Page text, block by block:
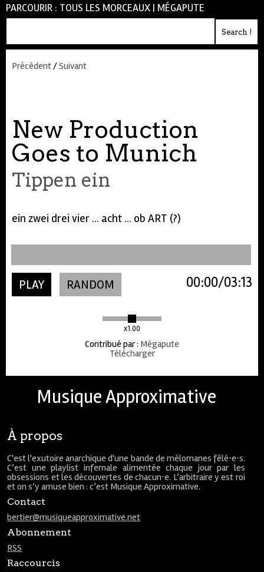
PARCOURIR : TOUS LES MORCEAUX | MÉGAPUTE
Précédent/Suivant
New Production
Goes to Munich
Tippen ein
ein zwei drei vier ... acht ... ob ART (?)
PLAY RANDOM
x1.00
03:13
00:00
Contribué par: Mégapute
Télécharger
Musique Approximative
À propos
C'est l'exutoire anarchique d'une bande de mélomanes fêlé⋅e⋅s.
C’est une playlist infernale alimentée chaque jour par les
obsessions et les découvertes de chacun⋅e. L’arbitraire y est roi
et on s’y amuse bien : c’est Musique Approximative.
Contact
bertier@musiqueapproximative.net
Abonnement
RSS
Raccourcis